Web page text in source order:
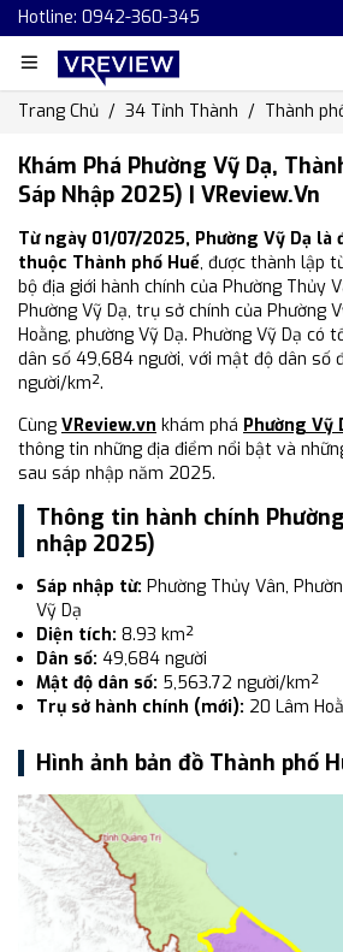
Hotline: 0942-360-345
Trang Chủ 34 Tỉnh Thành Thành
Khám Phá Phường Vỹ Dạ,
Sáp Nhập 2025) | VReview.vn
Từ ngày 01/07/2025, Phường Vỹ Dạ là
thuộc Thành phố Huế, được thành lập
bộ địa giới hành chính của Phường Thủy
Phường Vỹ Dạ, trụ sở chính của Phường
Hoằng, phường Vỹ Dạ. Phường Vỹ Dạ có
dân số 49,684 người, với mật độ dân số
người/km².
Cùng VReview.vn khám phá Phường Vỹ
thông tin những địa điểm nổi bật và
sau sáp nhập năm 2025.
Thông tin hành chính
nhập 2025)
Sáp nhập từ: Phường Thủy Vân,
Vỹ Dạ
Diện tích: 8.93 km²
Dân số: 49,684 người
Mật độ dân số: 5,563.72 người/km²
Trụ sở hành chính (mới): 20 Lâm
Hình ảnh bản đồ Thành phố